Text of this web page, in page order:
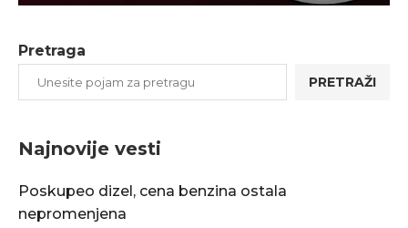
Pretraga
PRETRAŽI
Najnovije vesti
Poskupeo dizel, cena benzina ostala
nepromenjena